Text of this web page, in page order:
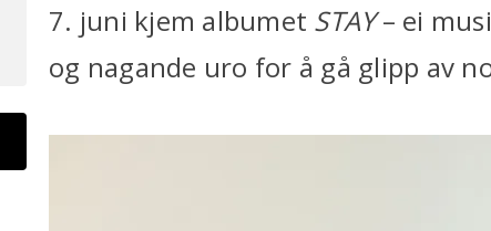
7. juni kjem albumet STAY– ei
og nagande uro for å gå glipp av